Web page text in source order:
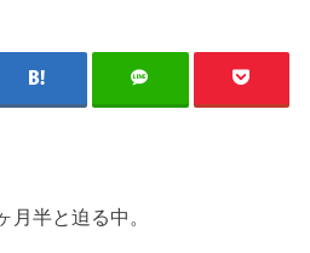
月半と迫る中。